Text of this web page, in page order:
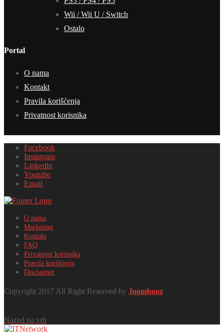
Wii / Wii U / Switch
Ostalo
Portal
O nama
Kontakt
Pravila korišćenja
Privatnost korisnika
Facebook
Instagram
Linkedin
Youtube
Email
O nama
Marketing
Kontakt
FAQ
Privatnost korisnika
Pravila korišćenja
Disclaimer
Copyright 2017 All Right Reserved by Joombooz
Nazad na vrh